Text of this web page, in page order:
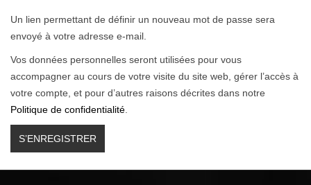
Un lien permettant de définir un nouveau mot de passe sera
envoyé à votre adresse e-mail.
Vos données personnelles seront utilisées pour vous
accompagner au cours de votre visite du site web, gérer l’accès à
votre compte, et pour d’autres raisons décrites dans notre
Politique de confidentialité
S’ENREGISTRER